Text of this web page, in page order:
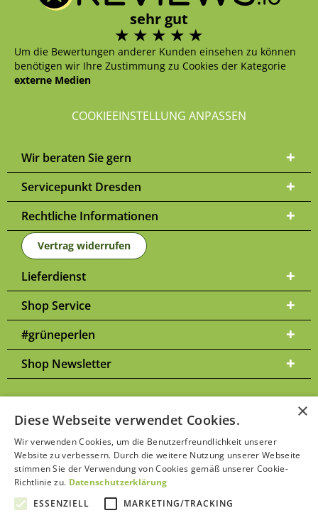
sehr gut
Um die Bewertungen anderer Kunden einsehen zu können
benötigen wir Ihre Zustimmung zu Cookies der Kategorie
externe Medien
COOKIEEINSTELLUNG ANPASSEN
Wir beraten Sie gern
Servicepunkt Dresden
Rechtliche Informationen
Vertrag widerrufen
Lieferdienst
Shop Service
#grüneperlen
Shop Newsletter
* Alle Preise inkl. gesetzl. Mehrwertsteuer zzgl. Versandkosten
ggf. Nachnahmegebühren, wenn nicht anders beschrieben | Bitte
beachten Sie unsereDatenschutzerklärung
×
Diese Webseite verwendet Cookies.
Wir verwenden Cookies, um die Benutzerfreundlichkeit unserer
Website zu verbessern. Durch die weitere Nutzung unserer Webseite
stimmen Sie der Verwendung von Cookies gemäß unserer Cookie-
Richtlinie zu. Datenschutzerklärung
ESSENZIELL
MARKETING/TRACKING